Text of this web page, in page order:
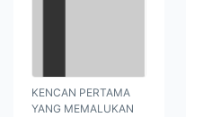
KENCAN PERTAMA
YANG MEMALUKAN